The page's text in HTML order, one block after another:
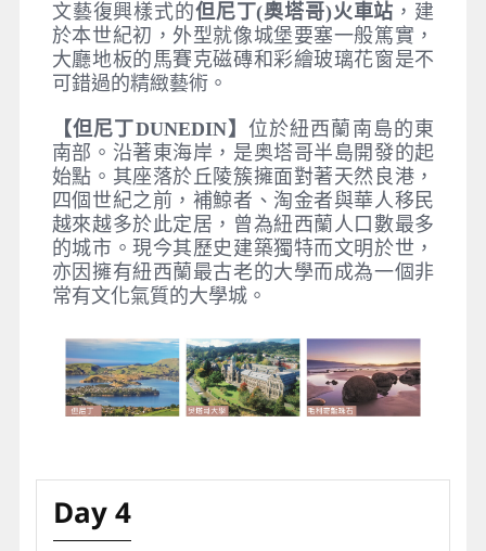
文藝復興樣式的但尼丁(奧塔哥)火車站 ，建
於本世紀初，外型就像城堡要塞一般篤實，
大廳地板的馬賽克磁磚和彩繪玻璃花窗是不
可錯過的精緻藝術。
【但尼丁DUNEDIN】 位於紐西蘭南島的東
南部。沿著東海岸，是奥塔哥半島開發的起
始點。其座落於丘陵簇擁面對著天然良港，
四個世紀之前，補鯨者、淘金者與華人移民
越來越多於此定居，曾為紐西蘭人口數最多
的城市。現今其歷史建築獨特而文明於世，
亦因擁有紐西蘭最古老的大學而成為一個非
常有文化氣質的大學城。
Day 4